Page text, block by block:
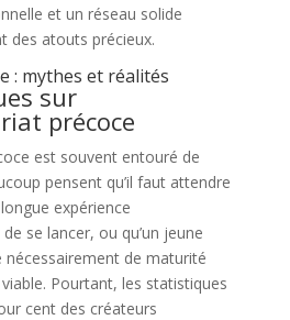
et un réseau solide
des atouts précieux.
: mythes et réalités
sur
précoce
est souvent entouré de
pensent qu’il faut attendre
expérience
se lancer, ou qu’un jeune
nécessairement de maturité
Pourtant, les statistiques
cent des créateurs